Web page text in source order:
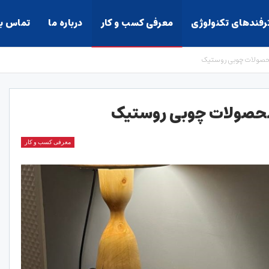
تکنولوژی معرفی کسب و کار درباره ما تماس
محصولات چوبی روستیک
محصولات چوبی روستیک
معرفی کسب و کار